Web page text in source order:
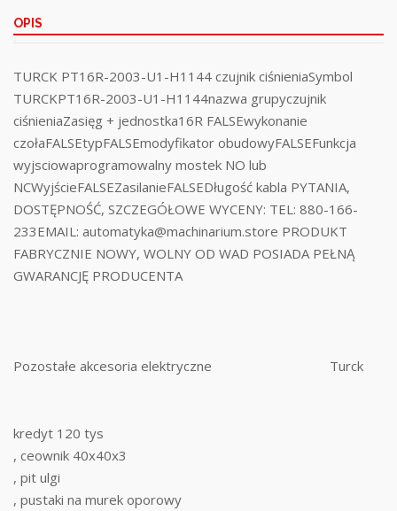
OPIS
TURCK PT16R-2003-U1-H1144 czujnik ciśnieniaSymbol
TURCKPT16R-2003-U1-H1144nazwa grupyczujnik
ciśnieniaZasięg + jednostka16R FALSEwykonanie
czołaFALSEtypFALSEmodyfikator obudowyFALSEFunkcja
wyjsciowaprogramowalny mostek NO lub
NCWyjścieFALSEZasilanieFALSEDługość kabla PYTANIA,
DOSTĘPNOŚĆ, SZCZEGÓŁOWE WYCENY: TEL: 880-166-
233EMAIL: automatyka@machinarium.store PRODUKT
FABRYCZNIE NOWY, WOLNY OD WAD POSIADA PEŁNĄ
GWARANCJĘ PRODUCENTA
Pozostałe akcesoria elektryczne Turck
kredyt 120 tys
, ceownik 40x40x3
, pit ulgi
, pustaki na murek oporowy